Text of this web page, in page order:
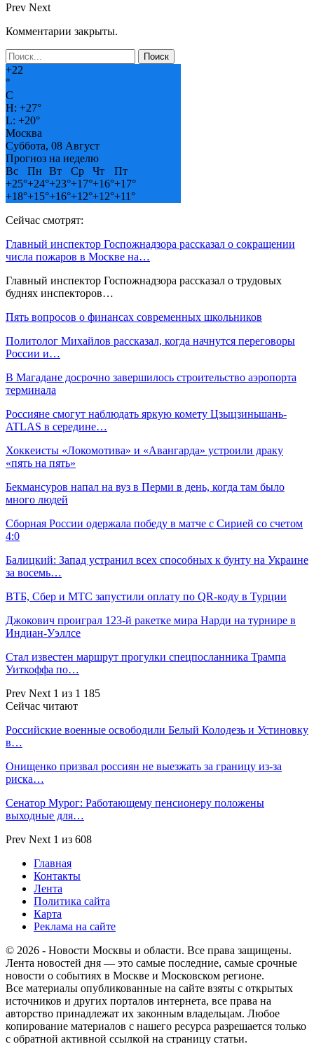
Prev Next
Комментарии закрыты.
+22
°
C
H: +27°
L: +20°
Москва
Суббота, 08 Август
Прогноз на неделю
Вс
Пн Вт Ср Чт
Пт
+25°+24°+23°+17°+16°+17°
+18°+15°+16°+12°+12°+11°
Сейчас смотрят:
Главный инспектор Госпожнадзора рассказал о сокращении
числа пожаров в Москве на…
Главный инспектор Госпожнадзора рассказал о трудовых
буднях инспекторов…
Пять вопросов о финансах современных школьников
Политолог Михайлов рассказал, когда начнутся переговоры
России и…
В Магадане досрочно завершилось строительство аэропорта
терминала
Россияне смогут наблюдать яркую комету Цзыцзиньшань-
ATLAS в середине…
Хоккеисты «Локомотива» и «Авангарда» устроили драку
«пять на пять»
Бекмансуров напал на вуз в Перми в день, когда там было
много людей
Сборная России одержала победу в матче с Сирией со счетом
4:0
Балицкий: Запад устранил всех способных к бунту на Украине
за восемь…
ВТБ, Сбер и МТС запустили оплату по QR-коду в Турции
Джокович проиграл 123-й ракетке мира Нарди на турнире в
Индиан-Уэллсе
Стал известен маршрут прогулки спецпосланника Трампа
Уиткоффа по…
Prev Next 1 из 1 185
Сейчас читают
Российские военные освободили Белый Колодезь и Устиновку
в…
Онищенко призвал россиян не выезжать за границу из-за
риска…
Сенатор Мурог: Работающему пенсионеру положены
выходные для…
Prev Next 1 из 608
Главная
Контакты
Лента
Политика сайта
Карта
Реклама на сайте
© 2026 - Новости Москвы и области. Все права защищены.
Лента новостей дня — это самые последние, самые срочные
новости о событиях в Москве и Московском регионе.
Все материалы опубликованные на сайте взяты с открытых
источников и других порталов интернета, все права на
авторство принадлежат их законным владельцам. Любое
копирование материалов с нашего ресурса разрешается только
с обратной активной ссылкой на страницу статьи.